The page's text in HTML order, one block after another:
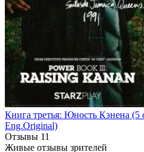
Книга третья: Юность Кэнена (5
Eng.Original)
Отзывы 11
Живые отзывы зрителей